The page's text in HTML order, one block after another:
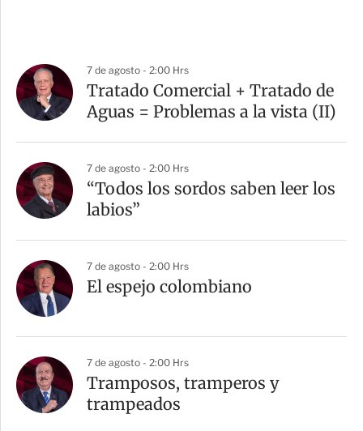
7 de agosto - 2:00 Hrs
Tratado Comercial + Tratado de
Aguas = Problemas a la vista (II)
7 de agosto - 2:00 Hrs
“Todos los sordos saben leer los
labios”
7 de agosto - 2:00 Hrs
El espejo colombiano
7 de agosto - 2:00 Hrs
Tramposos, tramperos y
trampeados